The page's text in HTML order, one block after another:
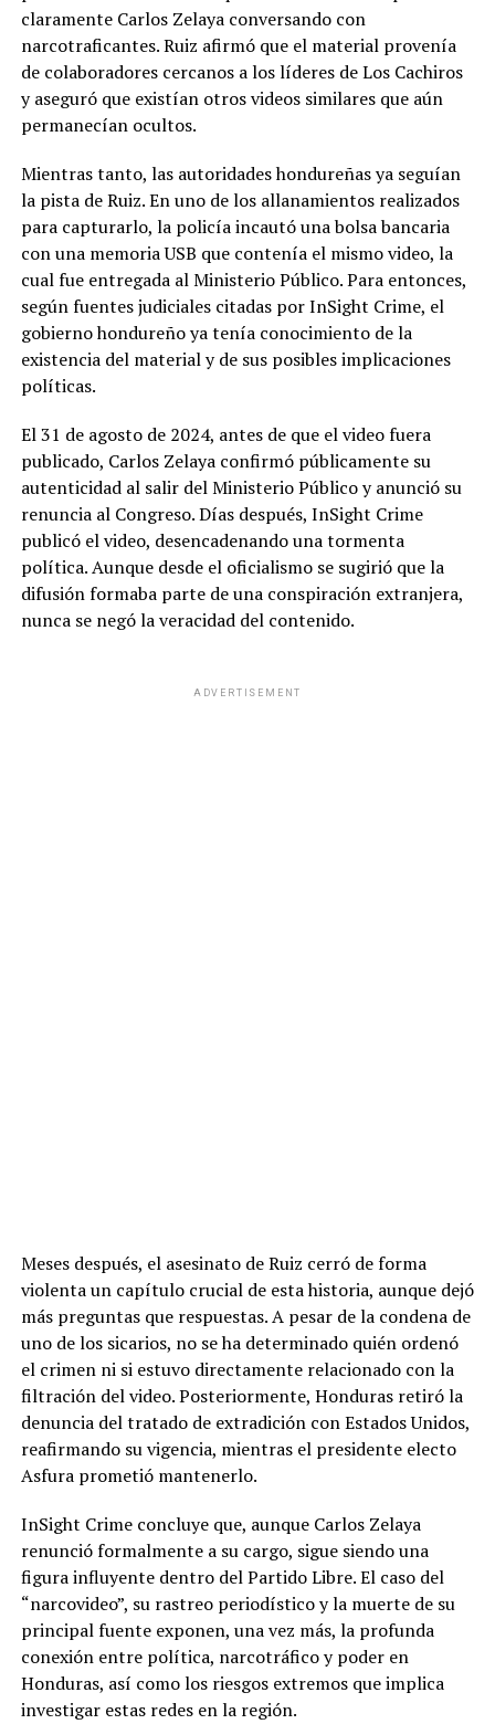
claramente Carlos Zelaya conversando con
narcotraficantes. Ruiz afirmó que el material provenía
de colaboradores cercanos a los líderes de Los Cachiros
y aseguró que existían otros videos similares que aún
permanecían ocultos.
Mientras tanto, las autoridades hondureñas ya seguían
la pista de Ruiz. En uno de los allanamientos realizados
para capturarlo, la policía incautó una bolsa bancaria
con una memoria USB que contenía el mismo video, la
cual fue entregada al Ministerio Público. Para entonces,
según fuentes judiciales citadas por InSight Crime, el
gobierno hondureño ya tenía conocimiento de la
existencia del material y de sus posibles implicaciones
políticas.
El 31 de agosto de 2024, antes de que el video fuera
publicado, Carlos Zelaya confirmó públicamente su
autenticidad al salir del Ministerio Público y anunció su
renuncia al Congreso. Días después, InSight Crime
publicó el video, desencadenando una tormenta
política. Aunque desde el oficialismo se sugirió que la
difusión formaba parte de una conspiración extranjera,
nunca se negó la veracidad del contenido.
ADVERTISEMENT
Meses después, el asesinato de Ruiz cerró de forma
violenta un capítulo crucial de esta historia, aunque dejó
más preguntas que respuestas. A pesar de la condena de
uno de los sicarios, no se ha determinado quién ordenó
el crimen ni si estuvo directamente relacionado con la
filtración del video. Posteriormente, Honduras retiró la
denuncia del tratado de extradición con Estados Unidos,
reafirmando su vigencia, mientras el presidente electo
Asfura prometió mantenerlo.
InSight Crime concluye que, aunque Carlos Zelaya
renunció formalmente a su cargo, sigue siendo una
figura influyente dentro del Partido Libre. El caso del
“narcovideo”, su rastreo periodístico y la muerte de su
principal fuente exponen, una vez más, la profunda
conexión entre política, narcotráfico y poder en
Honduras, así como los riesgos extremos que implica
investigar estas redes en la región.